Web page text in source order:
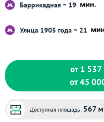
Баррикадная ~ 19
Улица 1905 года ~ 21
от 1
от 45
Доступная площадь: 567